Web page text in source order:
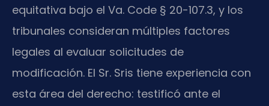
equitativa bajo el Va. Code § 20-107.3, y los
tribunales consideran múltiples factores
legales al evaluar solicitudes de
modificación. El Sr. Sris tiene experiencia con
esta área del derecho: testificó ante el